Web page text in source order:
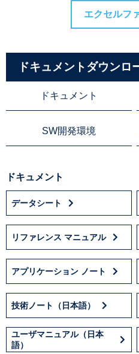
ドキュメントダウンロ
ドキュメント
SW開発環境
ドキュメント
データシート
リファレンス マニュアル
アプリケーション ノート
技術ノート（日本語）
ユーザマニュアル（日本
語）